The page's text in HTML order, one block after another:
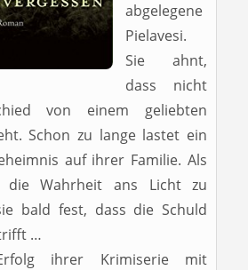
abgelegene
Pielavesi.
Sie ahnt,
dass nicht
von einem geliebten
Schon zu lange lastet ein
auf ihrer Familie. Als
die Wahrheit ans Licht zu
bald fest, dass die Schuld
…
ihrer Krimiserie mit